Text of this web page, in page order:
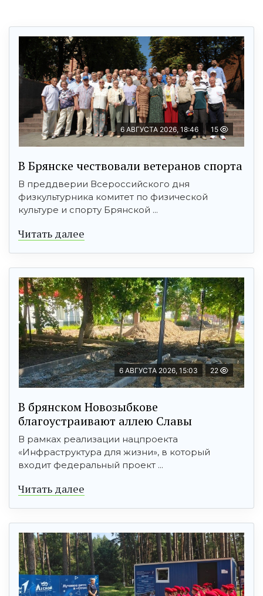
6 АВГУСТА 2026, 18:46 15
В Брянске чествовали ветеранов спорта
В преддверии Всероссийского дня
физкультурника комитет по физической
культуре и спорту Брянской ...
Читать далее
6 АВГУСТА 2026, 15:03 22
В брянском Новозыбкове
благоустраивают аллею Славы
В рамках реализации нацпроекта
«Инфраструктура для жизни», в который
входит федеральный проект ...
Читать далее